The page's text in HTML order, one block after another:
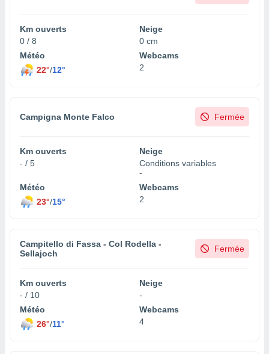
Km ouverts
0 / 8
Neige
0 cm
Météo
22°/12°
Webcams
2
Campigna Monte Falco Fermée
Km ouverts
- / 5
Neige
Conditions variables
-
Météo
23°/15°
Webcams
2
Campitello di Fassa - Col Rodella -
Sellajoch
Fermée
Km ouverts
- / 10
Neige
-
Météo
26°/11°
Webcams
4